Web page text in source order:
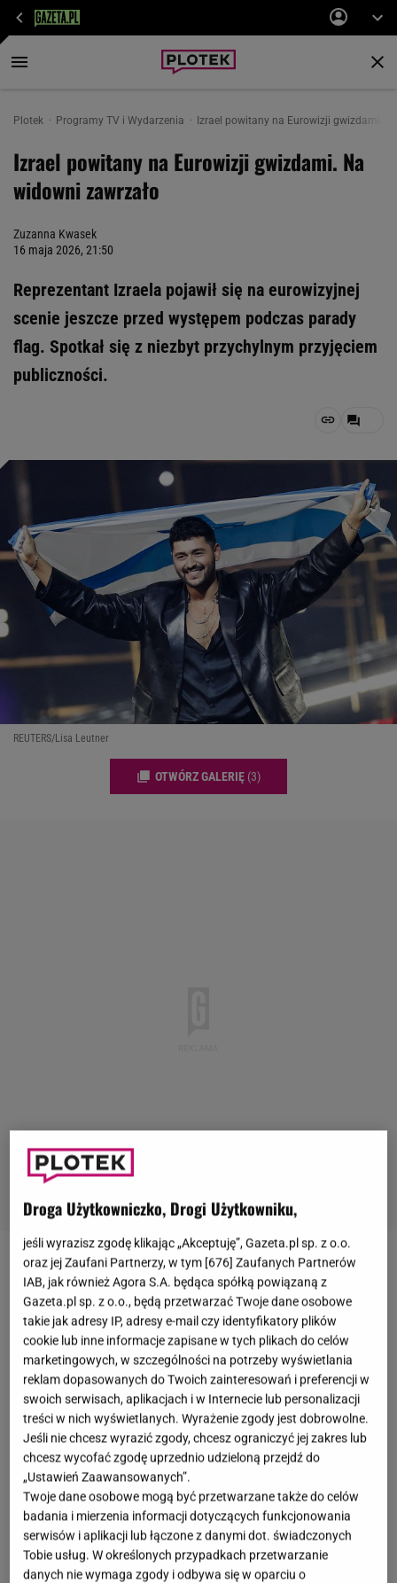
Plotek Programy TV i Wydarzenia Izrael powitany na Eurowizji gwizdami.
Izrael powitany na Eurowizji gwizdami. Na
widowni zawrzało
Zuzanna Kwasek
16 maja 2026, 21:50
Reprezentant Izraela pojawił się na eurowizyjnej
scenie jeszcze przed występem podczas parady
flag. Spotkał się z niezbyt przychylnym przyjęciem
publiczności.
REUTERS/Lisa Leutner
OTWÓRZ GALERIĘ (3)
Udział Izraela wzbudza od lat kontrowersje.
Wszystko przez działania państwa na terenie Strefy
Gazy, a także włączenie się w konflikt zbrojny na
Bliskim Wschodzie. Wielu fanów konkursu podkreśla,
iż Rosja została wykluczona zEurowizji, co również
powinno spotkać właśnie Izrael. Jak wiadomo, na
ten moment reprezentacja tego kraju ma prawo do
uczestniczenia w konkursie. W tym roku
reprezentantem Izraela był Noam Bettan z
utworem "Michelle". Uczestnik dostał się do finału,
który odbywa się 16 maja. Jeszcze przed jego
występem doszło do zaskakującej sytuacji.
Droga Użytkowniczko, Drogi Użytkowniku,
jeśli wyrazisz zgodę klikając „Akceptuję”, Gazeta.pl sp. z o.o.
oraz jej Zaufani Partnerzy, w tym [676] Zaufanych Partnerów
IAB, jak również Agora S.A. będąca spółką powiązaną z
Gazeta.pl sp. z o.o., będą przetwarzać Twoje dane osobowe
takie jak adresy IP, adresy e-mail czy identyfikatory plików
cookie lub inne informacje zapisane w tych plikach do celów
marketingowych, w szczególności na potrzeby wyświetlania
reklam dopasowanych do Twoich zainteresowań i preferencji w
swoich serwisach, aplikacjach i w Internecie lub personalizacji
treści w nich wyświetlanych. Wyrażenie zgody jest dobrowolne.
Jeśli nie chcesz wyrazić zgody, chcesz ograniczyć jej zakres lub
chcesz wycofać zgodę uprzednio udzieloną przejdź do
„Ustawień Zaawansowanych”.
Twoje dane osobowe mogą być przetwarzane także do celów
badania i mierzenia informacji dotyczących funkcjonowania
serwisów i aplikacji lub łączone z danymi dot. świadczonych
Tobie usług. W określonych przypadkach przetwarzanie
danych nie wymaga zgody i odbywa się w oparciu o